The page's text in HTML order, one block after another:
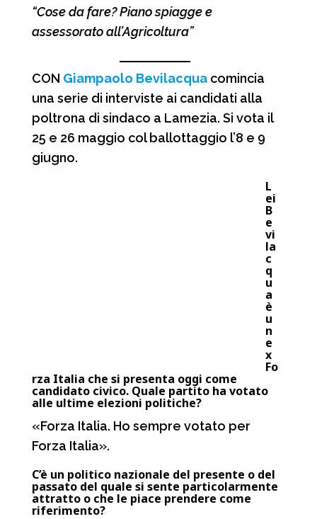
k
A
p
r
m
d
i
“Cose da fare? Piano spiagge e
assessorato all’Agricoltura”
CON Giampaolo Bevilacquacomincia
una serie di interviste ai candidati alla
poltrona di sindaco a Lamezia. Si vota il
25 e 26 maggio col ballottaggio l’8 e 9
giugno.
L
ei
B
e
vi
la
c
q
u
a
è
u
n
e
x
Fo
rza Italia che si presenta oggi come
candidato civico. Quale partito ha votato
alle ultime elezioni politiche?
«Forza Italia. Ho sempre votato per
Forza Italia».
C’è un politico nazionale del presente o del
passato del quale si sente particolarmente
attratto o che le piace prendere come
riferimento?